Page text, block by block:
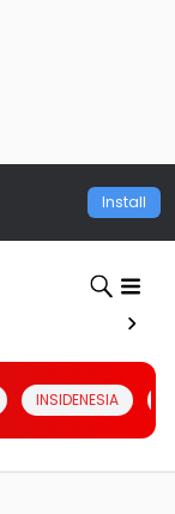
Install
INSIDENESIA